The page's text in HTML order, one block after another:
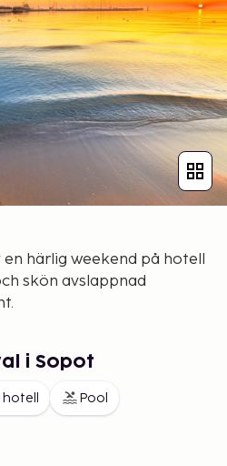
härlig weekend på hotell
skön avslappnad
i Sopot
hotell Pool